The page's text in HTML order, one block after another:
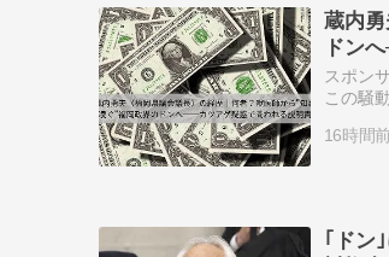
蔵内
ドン
スポン
この騒
長選挙
16時間前
｢ドン